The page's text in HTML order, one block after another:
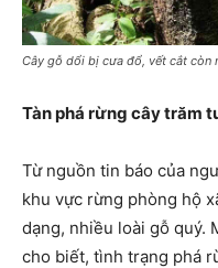
Cây gỗ dổi bị cưa đổ, vết cắt còn
Tàn phá rừng cây trăm
Từ nguồn tin báo của
khu vực rừng phòng hộ
dạng, nhiều loài gỗ quý.
cho biết, tình trạng phá